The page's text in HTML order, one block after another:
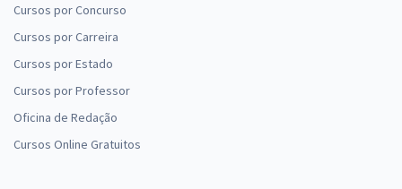
Cursos por Concurso
Cursos por Carreira
Cursos por Estado
Cursos por Professor
Oficina de Redação
Cursos Online Gratuitos